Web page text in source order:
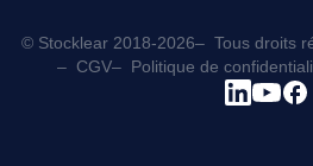
© Stocklear 2018-2026 Tous droits
CGV
Politique de